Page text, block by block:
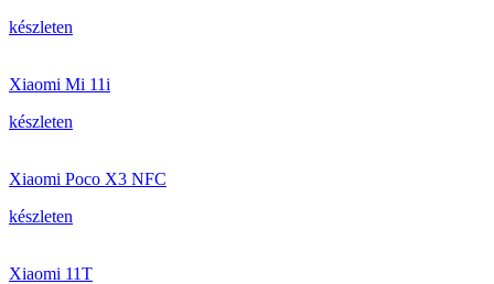
készleten
Xiaomi Mi 11i
készleten
Xiaomi Poco X3 NFC
készleten
Xiaomi 11T